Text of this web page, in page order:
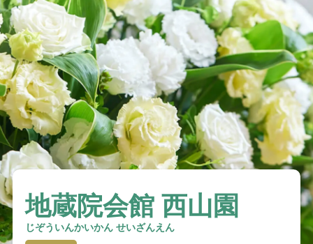
地蔵院会館 西山園
じぞういんかいかん せいざんえん